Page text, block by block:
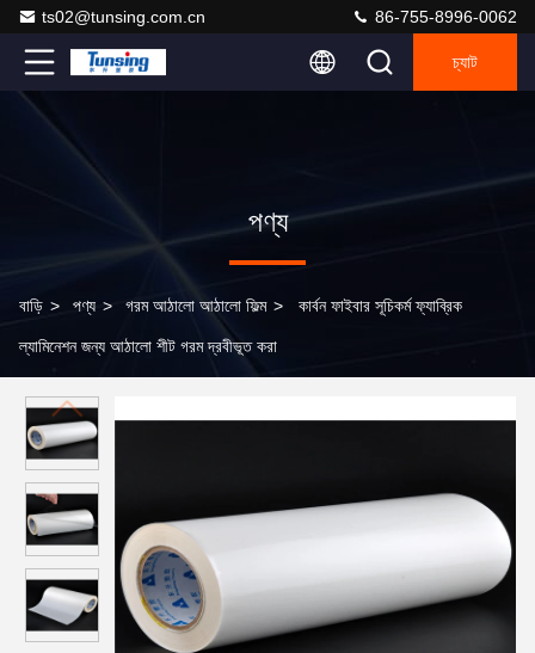
ts02@tunsing.com.cn 86-755-8996-0062
চ্যাট
পণ্য
বাড়ি > পণ্য > গরম আঠালো আঠালো ফিল্ম > কার্বন ফাইবার সূচিকর্ম ফ্যাব্রিক
ল্যামিনেশন জন্য আঠালো শীট গরম দ্রবীভূত করা